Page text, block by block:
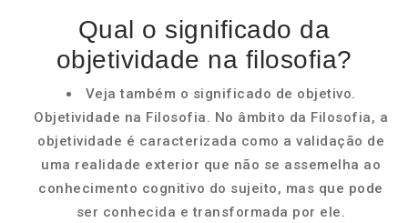
Qual o significado da
objetividade na filosofia?
Veja também o significado de objetivo.
Objetividade na Filosofia. No âmbito da Filosofia, a
objetividade é caracterizada como a validação de
uma realidade exterior que não se assemelha ao
conhecimento cognitivo do sujeito, mas que pode
ser conhecida e transformada por ele.